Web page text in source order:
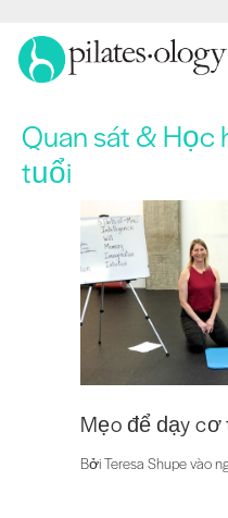
Quan sát & Học
tuổi
Mẹo để dạy cơ
Bởi Teresa Shupe vào